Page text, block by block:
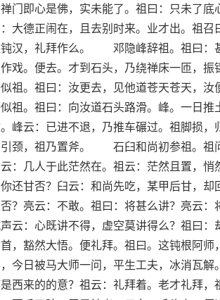
门即心是佛，实未能了。祖曰：只未了
大德正闹在，且去别时来。业才出。祖
汉，礼拜作么。 邓隐峰辞祖。祖曰：
戏。便去。才到石头，乃绕禅床一匝，
祖。祖曰：汝更去，见他道苍天苍天，
祖。祖曰：向汝道石头路滑。峰。一日
峰云：已进不退，乃推车碾过。祖脚损
引颈，祖乃置斧。 石臼和尚初参祖。祖
：几人于此茫然在。祖云：茫然且置，
还甘否？臼云：和尚先吃，某甲后甘
？亮云：不敢。祖曰：将甚么讲？亮云
云：心既讲不得，虚空莫讲得么？祖曰：
，豁然大悟。便礼拜。祖曰。这钝根阿
今日被马大师一问，平生工夫，冰消
西来的的意？祖云：礼拜着。老才礼拜